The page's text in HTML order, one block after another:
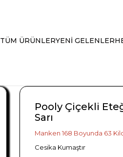
TÜM ÜRÜNLERYENİ GELENLER
Pooly Çiçekli
Sarı
Manken 168 Boyunda 63
Cesika Kumaştır